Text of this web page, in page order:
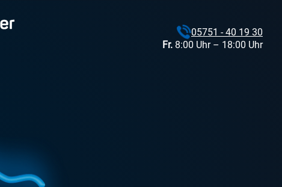
05751 - 40 19 30
Fr.8:00 Uhr – 18:00 Uhr